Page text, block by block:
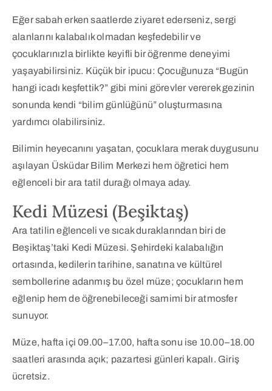
Eğer sabah erken saatlerde ziyaret ederseniz, sergi
alanlarını kalabalık olmadan keşfedebilir ve
çocuklarınızla birlikte keyifli bir öğrenme deneyimi
yaşayabilirsiniz. Küçük bir ipucu: Çocuğunuza “Bugün
hangi icadı keşfettik?” gibi mini görevler vererek gezinin
sonunda kendi “bilim günlüğünü” oluşturmasına
yardımcı olabilirsiniz.
Bilimin heyecanını yaşatan, çocuklara merak duygusunu
aşılayan Üsküdar Bilim Merkezi hem öğretici hem
eğlenceli bir ara tatil durağı olmaya aday.
Kedi Müzesi (Beşiktaş)
Ara tatilin eğlenceli ve sıcak duraklarından biri de
Beşiktaş’taki Kedi Müzesi. Şehirdeki kalabalığın
ortasında, kedilerin tarihine, sanatına ve kültürel
sembollerine adanmış bu özel müze; çocukların hem
eğlenip hem de öğrenebileceği samimi bir atmosfer
sunuyor.
Müze, hafta içi 09.00–17.00, hafta sonu ise 10.00–18.00
saatleri arasında açık; pazartesi günleri kapalı. Giriş
ücretsiz.